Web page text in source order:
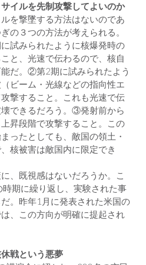
イルを先制攻撃してよいのか
を撃墜する方法はないのであ
の３つの方法が考えられる。
試みられたように核爆発時の
と、光速で伝わるので、核自
だ。②第2期に試みられたよう
ビーム・光線などの指向性エ
撃すること。これも光速で伝
できるだろう。③発射前から
昇段階で攻撃すること。この
ったとしても、敵国の領土・
核被害は敵国内に限定でき
、既視感はないだろうか。こ
期に繰り返し、実験された事
。昨年1月に発表された米国の
、この方向が明確に提起され
休戦という悪夢